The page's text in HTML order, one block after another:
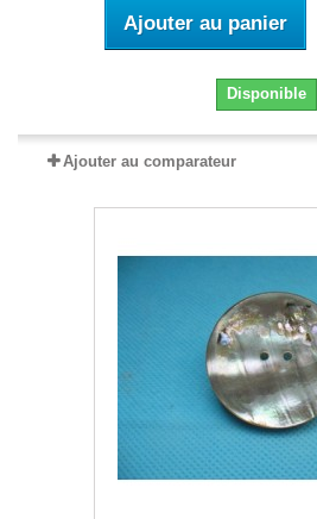
Ajouter au panier
Disponible
Ajouter au comparateur